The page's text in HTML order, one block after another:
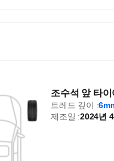
조수석 앞 타이
트레드 깊이 :
제조일 :2024년